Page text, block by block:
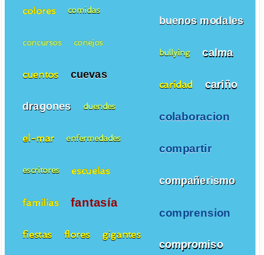
buenos modales
bullying calma
caridad cariño
colaboracion
compartir
compañerismo
comprension
compromiso
colores comidas
concursos conejos
cuentos cuevas
dragones duendes
el-mar enfermedades
escritores escuelas
familias fantasía
fiestas flores gigantes